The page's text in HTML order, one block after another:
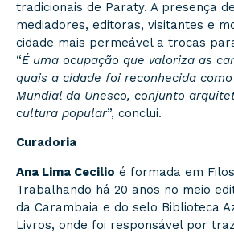
tradicionais de Paraty. A presença
mediadores, editoras, visitantes e
cidade mais permeável a trocas
“É uma ocupação que valoriza as
quais a cidade foi reconhecida
Mundial da Unesco, conjunto
cultura popular”, conclui.
Curadoria
Ana Lima Cecilio é formada em
Trabalhando há 20 anos no meio
da Carambaia e do selo Biblioteca
Livros, onde foi responsável por